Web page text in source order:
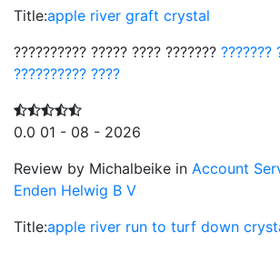
Title:apple river graft crystal
?????????? ????? ???? ??????? ???????
?????????? ????
0.0 01 - 08 - 2026
Review by Michalbeike in Account
Enden Helwig B V
Title:apple river run to turf down